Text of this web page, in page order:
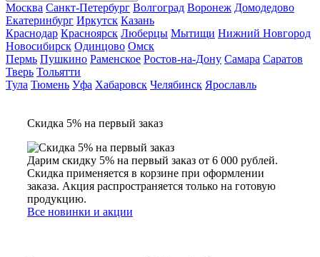
Москва Санкт-Петербург Волгоград Воронеж Домодедово
Екатеринбург Иркутск Казань
Краснодар Красноярск Люберцы Мытищи Нижний Новгород
Новосибирск Одинцово Омск
Пермь Пушкино Раменское Ростов-на-Дону Самара Саратов
Тверь Тольятти
Тула Тюмень Уфа Хабаровск Челябинск Ярославль
Скидка 5% на первый заказ
Дарим скидку 5% на первый заказ от 6 000 рублей.
Скидка применяется в корзине при оформлении
заказа. Акция распространяется только на готовую
продукцию.
Все новинки и акции